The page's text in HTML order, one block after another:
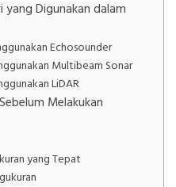
yang Digunakan dalam
Echosounder
Multibeam Sonar
LiDAR
Melakukan
yang Tepat